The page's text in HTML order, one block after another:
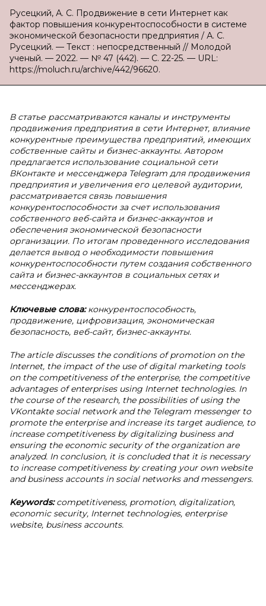
Русецкий, А. С. Продвижение в сети Интернет как
фактор повышения конкурентоспособности в системе
экономической безопасности предприятия / А. С.
Русецкий. — Текст : непосредственный // Молодой
ученый. — 2022. — № 47 (442). — С. 22-25. — URL:
https://moluch.ru/archive/442/96620.
В статье рассматриваются каналы и инструменты
продвижения предприятия в сети Интернет, влияние
конкурентные преимущества предприятий, имеющих
собственные сайты и бизнес-аккаунты. Автором
предлагается использование социальной сети
ВКонтакте и мессенджера Telegram для продвижения
предприятия и увеличения его целевой аудитории,
рассматривается связь повышения
конкурентоспособности за счет использования
собственного веб-сайта и бизнес-аккаунтов и
обеспечения экономической безопасности
организации. По итогам проведенного исследования
делается вывод о необходимости повышения
конкурентоспособности путем создания собственного
сайта и бизнес-аккаунтов в социальных сетях и
мессенджерах.
Ключевые слова:конкурентоспособность,
продвижение, цифровизация, экономическая
безопасность, веб-сайт, бизнес-аккаунты.
The article discusses the conditions of promotion on the
Internet, the impact of the use of digital marketing tools
on the competitiveness of the enterprise, the competitive
advantages of enterprises using Internet technologies. In
the course of the research, the possibilities of using the
VKontakte social network and the Telegram messenger to
promote the enterprise and increase its target audience, to
increase competitiveness by digitalizing business and
ensuring the economic security of the organization are
analyzed. In conclusion, it is concluded that it is necessary
to increase competitiveness by creating your own website
and business accounts in social networks and messengers.
Keywords:competitiveness, promotion, digitalization,
economic security, Internet technologies, enterprise
website, business accounts.